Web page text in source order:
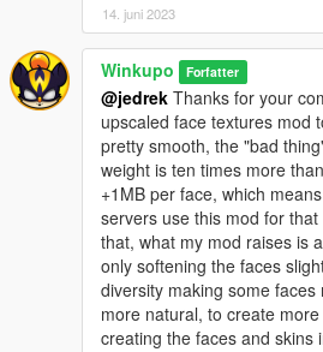
SinglePlayer del mod (SP), después
usar el programa OPENIV.
Para instalar este mod en el modo
En los archivos a descargar se
'stream', el archivo __resource.lua, y
todos alojados dentro de una
después de la carpeta inicial 'MP'.
copiar la carpeta 'Splendid' a la
servidor. Si ya tienes todas esas
simplemente puedes copiar los
propia carpeta de 'stream'.
14. juni 2023
Winkupo Forfatter
@jedrek Thanks for your
upscaled face textures mod
pretty smooth, the "bad
weight is ten times more
+1MB per face, which
servers use this mod for
that, what my mod raises is
only softening the faces
diversity making some
more natural, to create
creating the faces and skins